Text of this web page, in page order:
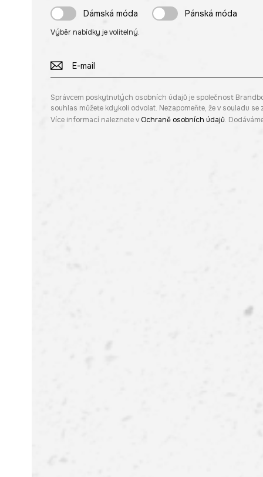
Dámská móda
Pánská móda
Výběr nabídky je volitelný.
Správcem poskytnutých osobních údajů je společnost
souhlas můžete kdykoli odvolat. Nezapomeňte, že v souladu
Více informací naleznete v Ochraně osobních údajů.